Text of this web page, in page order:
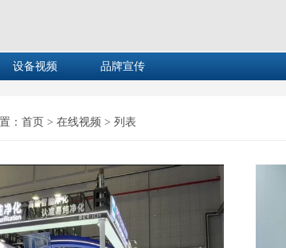
设备视频 品牌宣传
： 首页 > 在线视频 > 列表